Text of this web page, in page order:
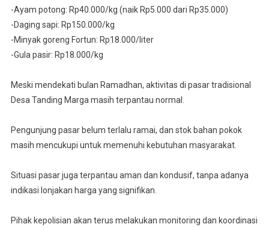
-Ayam potong: Rp40.000/kg (naik Rp5.000 dari Rp35.000)
-Daging sapi: Rp150.000/kg
-Minyak goreng Fortun: Rp18.000/liter
-Gula pasir: Rp18.000/kg
Meski mendekati bulan Ramadhan, aktivitas di pasar tradisional
Desa Tanding Marga masih terpantau normal.
Pengunjung pasar belum terlalu ramai, dan stok bahan pokok
masih mencukupi untuk memenuhi kebutuhan masyarakat.
Situasi pasar juga terpantau aman dan kondusif, tanpa adanya
indikasi lonjakan harga yang signifikan.
Pihak kepolisian akan terus melakukan monitoring dan koordinasi